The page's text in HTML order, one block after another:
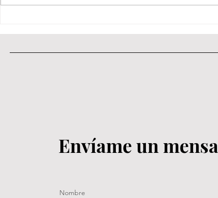
Envíame un
Nombre